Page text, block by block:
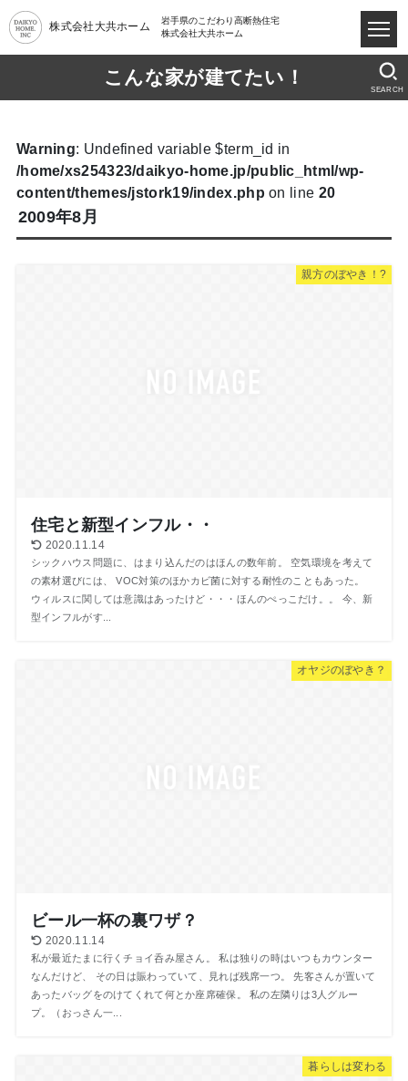
株式会社大共ホーム
岩手県のこだわり高断熱住宅
株式会社大共ホーム
こんな家が建てたい！
SEARCH
Warning: Undefined variable $term_id in
/home/xs254323/daikyo-home.jp/public_html/wp-
content/themes/jstork19/index.php on line 20
2009年8月
親方のぼやき！?
住宅と新型インフル・・
2020.11.14
シックハウス問題に、はまり込んだのはほんの数年前。 空気環境を考えて
の素材選びには、 VOC対策のほかカビ菌に対する耐性のこともあった。
ウィルスに関しては意識はあったけど・・・ほんのぺっこだけ。。 今、新
型インフルがす...
オヤジのぼやき？
ビール一杯の裏ワザ？
2020.11.14
私が最近たまに行くチョイ呑み屋さん。 私は独りの時はいつもカウンター
なんだけど、 その日は賑わっていて、見れば残席一つ。 先客さんが置いて
あったバッグをのけてくれて何とか座席確保。 私の左隣りは3人グルー
プ。（おっさん一...
暮らしは変わる